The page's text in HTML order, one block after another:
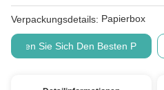
Verpackungsdetails: Papierbox
Holen Sie Sich Den Besten Preis